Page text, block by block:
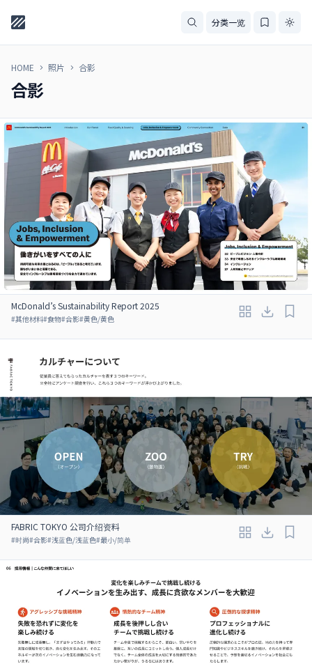
分类一览
HOME 照片 合影
合影
McDonald’s Sustainability Report 2025
#其他材料#食物#合影#黄色/黄色
FABRIC TOKYO 公司介绍资料
#时尚#合影#浅蓝色/浅蓝色#最小/简单